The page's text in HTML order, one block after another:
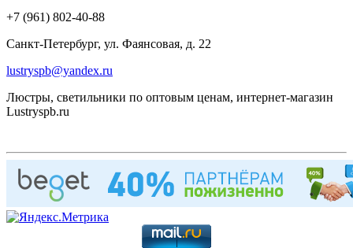
+7 (961) 802-40-88
Санкт-Петербург, ул. Фаянсовая, д. 22
lustryspb@yandex.ru
Люстры, светильники по оптовым ценам, интернет-магазин
Lustryspb.ru